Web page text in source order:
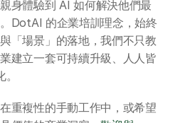
身體驗到 AI 如何解決他們最
DotAI 的企業培訓理念，始終
「場景」的落地，我們不只教
建立一套可持續升級、人人皆
重複性的手動工作中，或希望